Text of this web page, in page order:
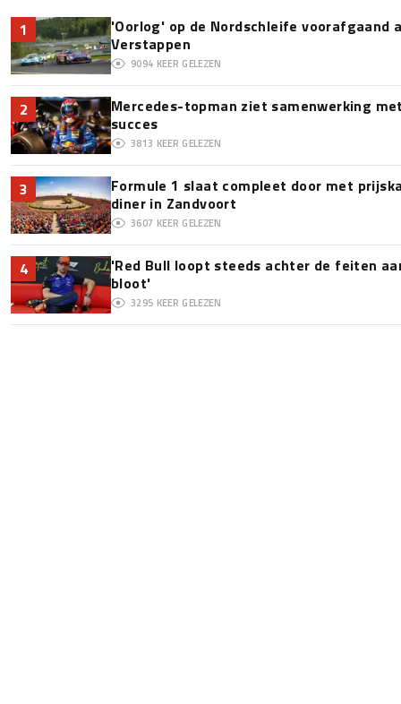
1
'Oorlog' op de Nordschleife voorafgaand
Verstappen
9094 KEER GELEZEN
2
Mercedes-topman ziet samenwerking
succes
3813 KEER GELEZEN
3
Formule 1 slaat compleet door met
diner in Zandvoort
3607 KEER GELEZEN
4
'Red Bull loopt steeds achter de feiten
bloot'
3295 KEER GELEZEN